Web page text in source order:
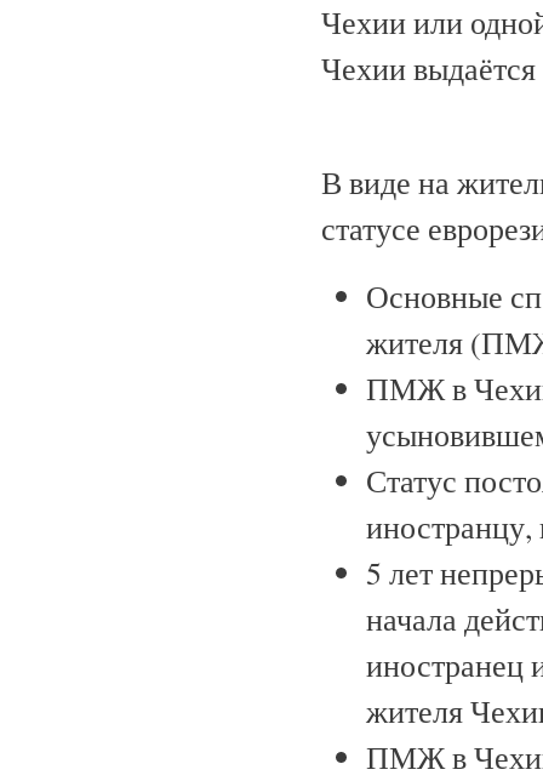
Чехии или
Чехии выдаётся
В виде на
статусе
Основные
жителя
ПМЖ в
Статус
5 лет
начала
иностранец
жителя
ПМЖ в